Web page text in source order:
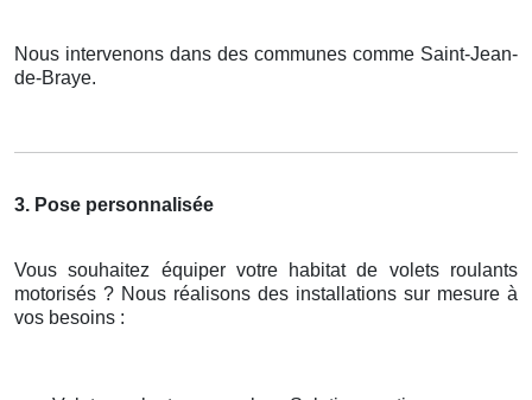
Nous intervenons dans des communes comme Saint-Jean-
de-Braye.
3. Pose personnalisée
Vous souhaitez équiper votre habitat de volets roulants
motorisés ? Nous réalisons des installations sur mesure à
vos besoins :